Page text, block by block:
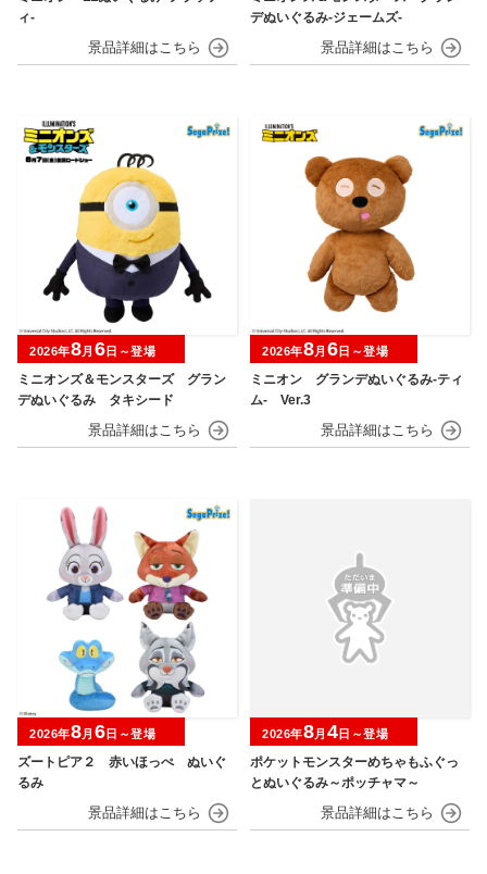
ィ‐
デぬいぐるみ‐ジェームズ‐
ミニオンズ＆モンスターズ グラン
デぬいぐるみ タキシード
2026年8月 6日～登場
ミニオン グランデぬいぐるみ‐ティ
ム‐ Ver.3
2026年8月 6日～登場
ズートピア２ 赤いほっぺ ぬいぐ
るみ
2026年8月 6 日～登場
ポケットモンスターめちゃもふぐっ
とぬいぐるみ～ポッチャマ～
2026年8月 4 日～登場